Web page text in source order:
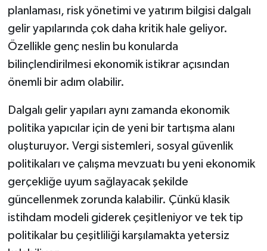
planlaması, risk yönetimi ve yatırım bilgisi dalgalı
gelir yapılarında çok daha kritik hale geliyor.
Özellikle genç neslin bu konularda
bilinçlendirilmesi ekonomik istikrar açısından
önemli bir adım olabilir.
Dalgalı gelir yapıları aynı zamanda ekonomik
politika yapıcılar için de yeni bir tartışma alanı
oluşturuyor. Vergi sistemleri, sosyal güvenlik
politikaları ve çalışma mevzuatı bu yeni ekonomik
gerçekliğe uyum sağlayacak şekilde
güncellenmek zorunda kalabilir. Çünkü klasik
istihdam modeli giderek çeşitleniyor ve tek tip
politikalar bu çeşitliliği karşılamakta yetersiz